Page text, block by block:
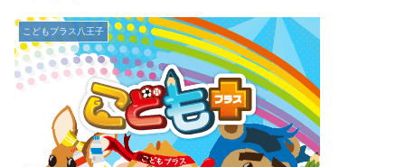
こどもプラス八王子